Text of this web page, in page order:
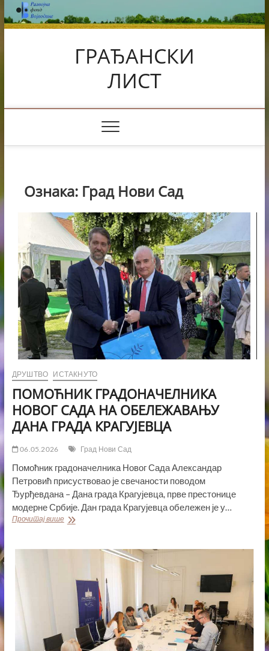
Skip
to
content
ГРАЂАНСКИ
ЛИСТ
Ознака: Град Нови Сад
ДРУШТВО ИСТАКНУТО
ПОМОЋНИК ГРАДОНАЧЕЛНИКА
НОВОГ САДА НА ОБЕЛЕЖАВАЊУ
ДАНА ГРАДА КРАГУЈЕВЦА
06.05.2026 Град Нови Сад
Помоћник градоначелника Новог Сада Александар
Петровић присуствовао је свечаности поводом
Ђурђевдана – Дана града Крагујевца, прве престонице
модерне Србије. Дан града Крагујевца обележен је у…
Прочитај вишеПОМОЋНИК
САДА
ДАНА
ГРАДА
КРАГУЈЕВЦА